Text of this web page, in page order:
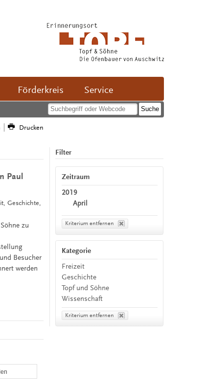
Förderkreis Service
Drucken
Paul
Geschichte,
zu
Besucher
werden
Filter
Zeitraum
2019
April
Kriterium entfernen
Kategorie
Freizeit
Geschichte
Topf und Söhne
Wissenschaft
Kriterium entfernen